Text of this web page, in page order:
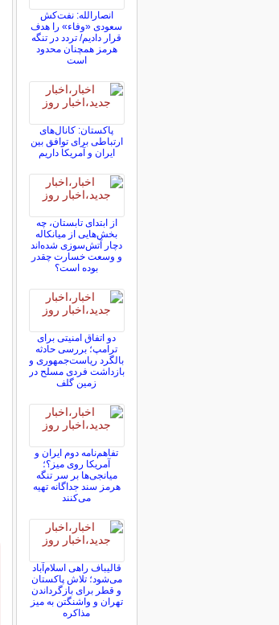
انصارالله: نفت‌کش
سعودی «وفاء» را هدف
قرار دادیم/ تردد در تنگه
هرمز همچنان محدود
است
پاکستان: کانال‌های
ارتباطی برای توافق بین
ایران و آمریکا داریم
از ابتدای تابستان، چه
بخش‌هایی از میانکاله
دچار آتش‌سوزی شده‌اند
و وسعت خسارت چقدر
بوده است؟
دو اتفاق امنیتی برای
ترامپ؛ بررسی حادثه
بالگرد ریاست‌جمهوری و
بازداشت فردی مسلح در
زمین گلف
تفاهم‌نامه دوم ایران و
آمریکا روی میز؟؛
میانجی‌ها بر سر تنگه
هرمز سند جداگانه تهیه
می‌کنند
قالیباف راهی اسلام‌آباد
می‌شود؛ تلاش پاکستان
و قطر برای بازگرداندن
تهران و واشنگتن به میز
مذاکره